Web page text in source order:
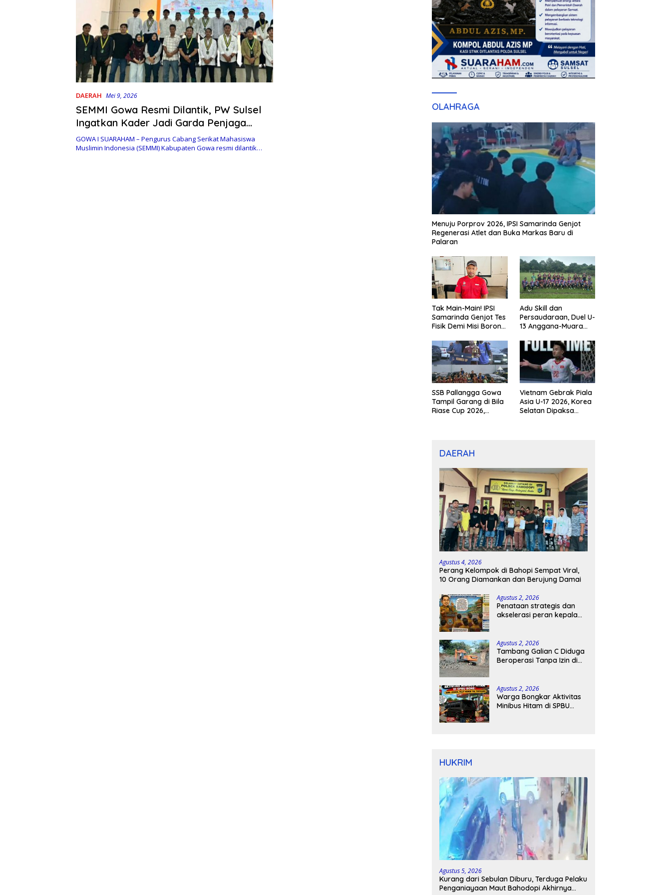
DAERAH Mei 9, 2026
SEMMI Gowa Resmi Dilantik, PW Sulsel
Ingatkan Kader Jadi Garda Penjaga
Marwah Daerah
GOWA I SUARAHAM – Pengurus Cabang Serikat Mahasiswa
Muslimin Indonesia (SEMMI) Kabupaten Gowa resmi dilantik…
OLAHRAGA
Menuju Porprov 2026, IPSI Samarinda Genjot
Regenerasi Atlet dan Buka Markas Baru di
Palaran
Tak Main-Main! IPSI
Samarinda Genjot Tes
Fisik Demi Misi Borong
Kaltim 2026
Adu Skill dan
Persaudaraan, Duel U-
13 Anggana-Muara
Meriah
SSB Pallangga Gowa
Tampil Garang di Bila
Riase Cup 2026,
Vietnam Gebrak Piala
Asia U-17 2026, Korea
Selatan Dipaksa
DAERAH
Agustus 4, 2026
Perang Kelompok di Bahopi Sempat Viral,
10 Orang Diamankan dan Berujung Damai
Agustus 2, 2026
Penataan strategis dan
akselerasi peran kepala
Agustus 2, 2026
Tambang Galian C Diduga
Beroperasi Tanpa Izin di
Tangan
Agustus 2, 2026
Warga Bongkar Aktivitas
Minibus Hitam di SPBU
HUKRIM
Agustus 5, 2026
Kurang dari Sebulan Diburu, Terduga Pelaku
Penganiayaan Maut Bahodopi Akhirnya